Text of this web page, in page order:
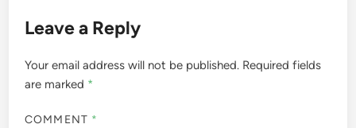
Leave a Reply
Your email address will not be published. Required fields
are marked *
COMMENT *